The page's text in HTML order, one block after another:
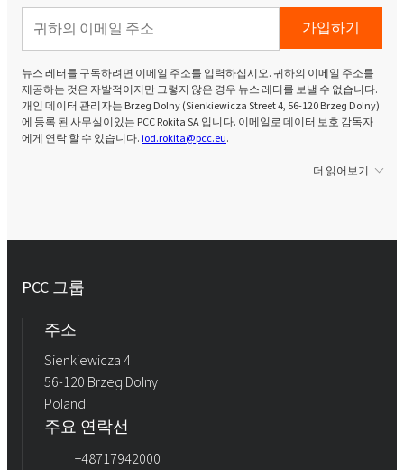
가입하기
뉴스 레터를 구독하려면 이메일 주소를 입력하십시오. 귀하의 이메일 주소를
제공하는 것은 자발적이지만 그렇지 않은 경우 뉴스 레터를 보낼 수 없습니다.
개인 데이터 관리자는 Brzeg Dolny (Sienkiewicza Street 4, 56-120 Brzeg Dolny)
에 등록 된 사무실이있는 PCC Rokita SA 입니다. 이메일로 데이터 보호 감독자
에게 연락 할 수 있습니다.iod.rokita@pcc.eu.
더 읽어보기
PCC 그룹
주소
Sienkiewicza 4
56-120 Brzeg Dolny
Poland
주요 연락선
+48717942000